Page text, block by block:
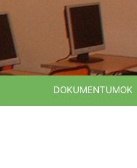
DOKUMENTUMOK